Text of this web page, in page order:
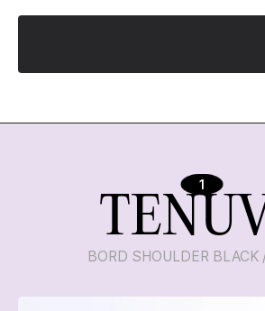
1
BORD SHOULDER BLACK